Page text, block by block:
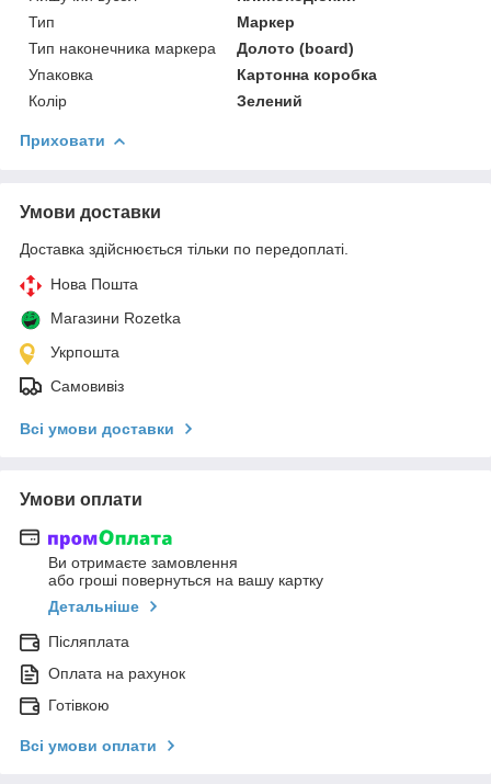
Тип
Маркер
Тип наконечника маркера
Долото (board)
Упаковка
Картонна коробка
Колір
Зелений
Приховати
Умови доставки
Доставка здійснюється тільки по передоплаті.
Нова Пошта
Магазини Rozetka
Укрпошта
Самовивіз
Всі умови доставки
Умови оплати
Ви отримаєте замовлення
або гроші повернуться на вашу картку
Детальніше
Післяплата
Оплата на рахунок
Готівкою
Всі умови оплати